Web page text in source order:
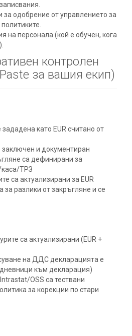
одобрение от управлението за
на персонала (кой е обучен, кога
контролен
за вашия екип)
като EUR считано от
заключен и документиран
са дефинирани за
ТРЗ
са актуализирани за EUR
разлики от закръгляне и се
са актуализирани (EUR +
на ДДС декларацията е
дневници към декларация)
OSS са тествани
за корекции по стари